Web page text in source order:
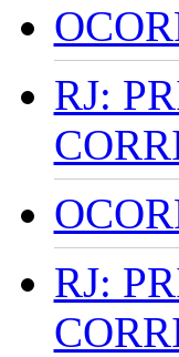
RJ:
RJ: